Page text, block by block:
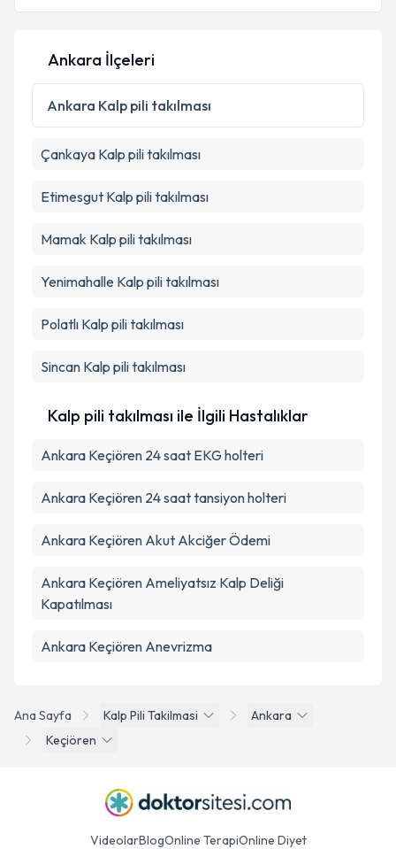
Kişisel verilerimin işlenmesine ilişkinAydınlatma
Metni 'ni okudum ve kişisel verilerimin belirtilen
kapsamda işlenmesini kabul ediyorum.
Ana Sayfa Kalp Pili Takilmasi
Ankara
Keçiören
Ankara İlçeleri
Ankara Kalp pili takılması
Çankaya Kalp pili takılması
Etimesgut Kalp pili takılması
Mamak Kalp pili takılması
Yenimahalle Kalp pili takılması
Polatlı Kalp pili takılması
Sincan Kalp pili takılması
Kalp pili takılması ile İlgili Hastalıklar
Ankara Keçiören 24 saat EKG holteri
Ankara Keçiören 24 saat tansiyon holteri
Ankara Keçiören Akut Akciğer Ödemi
Ankara Keçiören Ameliyatsız Kalp Deliği
Kapatılması
Ankara Keçiören Anevrizma
VideolarBlogOnline TerapiOnline Diyet